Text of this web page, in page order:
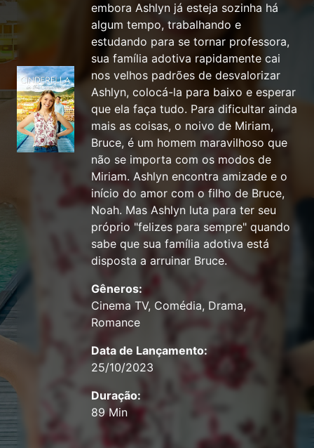
embora Ashlyn já esteja sozinha há
algum tempo, trabalhando e
estudando para se tornar professora,
sua família adotiva rapidamente cai
nos velhos padrões de desvalorizar
Ashlyn, colocá-la para baixo e esperar
que ela faça tudo. Para dificultar ainda
mais as coisas, o noivo de Miriam,
Bruce, é um homem maravilhoso que
não se importa com os modos de
Miriam. Ashlyn encontra amizade e o
início do amor com o filho de Bruce,
Noah. Mas Ashlyn luta para ter seu
próprio "felizes para sempre" quando
sabe que sua família adotiva está
disposta a arruinar Bruce.
Gêneros:
Cinema TV, Comédia, Drama,
Romance
Data de Lançamento:
25/10/2023
Duração:
89 Min